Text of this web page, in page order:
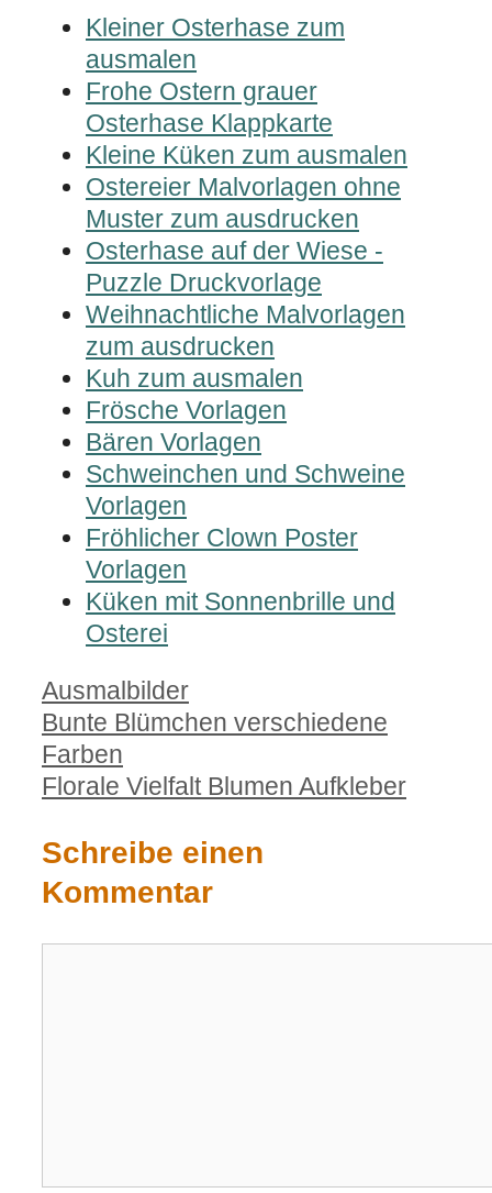
Kleiner Osterhase zum
ausmalen
Frohe Ostern grauer
Osterhase Klappkarte
Kleine Küken zum ausmalen
Ostereier Malvorlagen ohne
Muster zum ausdrucken
Osterhase auf der Wiese -
Puzzle Druckvorlage
Weihnachtliche Malvorlagen
zum ausdrucken
Kuh zum ausmalen
Frösche Vorlagen
Bären Vorlagen
Schweinchen und Schweine
Vorlagen
Fröhlicher Clown Poster
Vorlagen
Küken mit Sonnenbrille und
Osterei
Kategorien
Ausmalbilder
Bunte Blümchen verschiedene
Farben
Florale Vielfalt Blumen Aufkleber
Schreibe einen
Kommentar